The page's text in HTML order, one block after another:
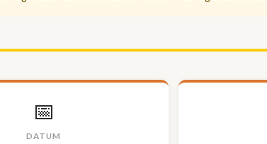
📅
DATUM